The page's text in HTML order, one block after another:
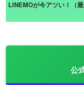
LINEMOが今アツい！（
公